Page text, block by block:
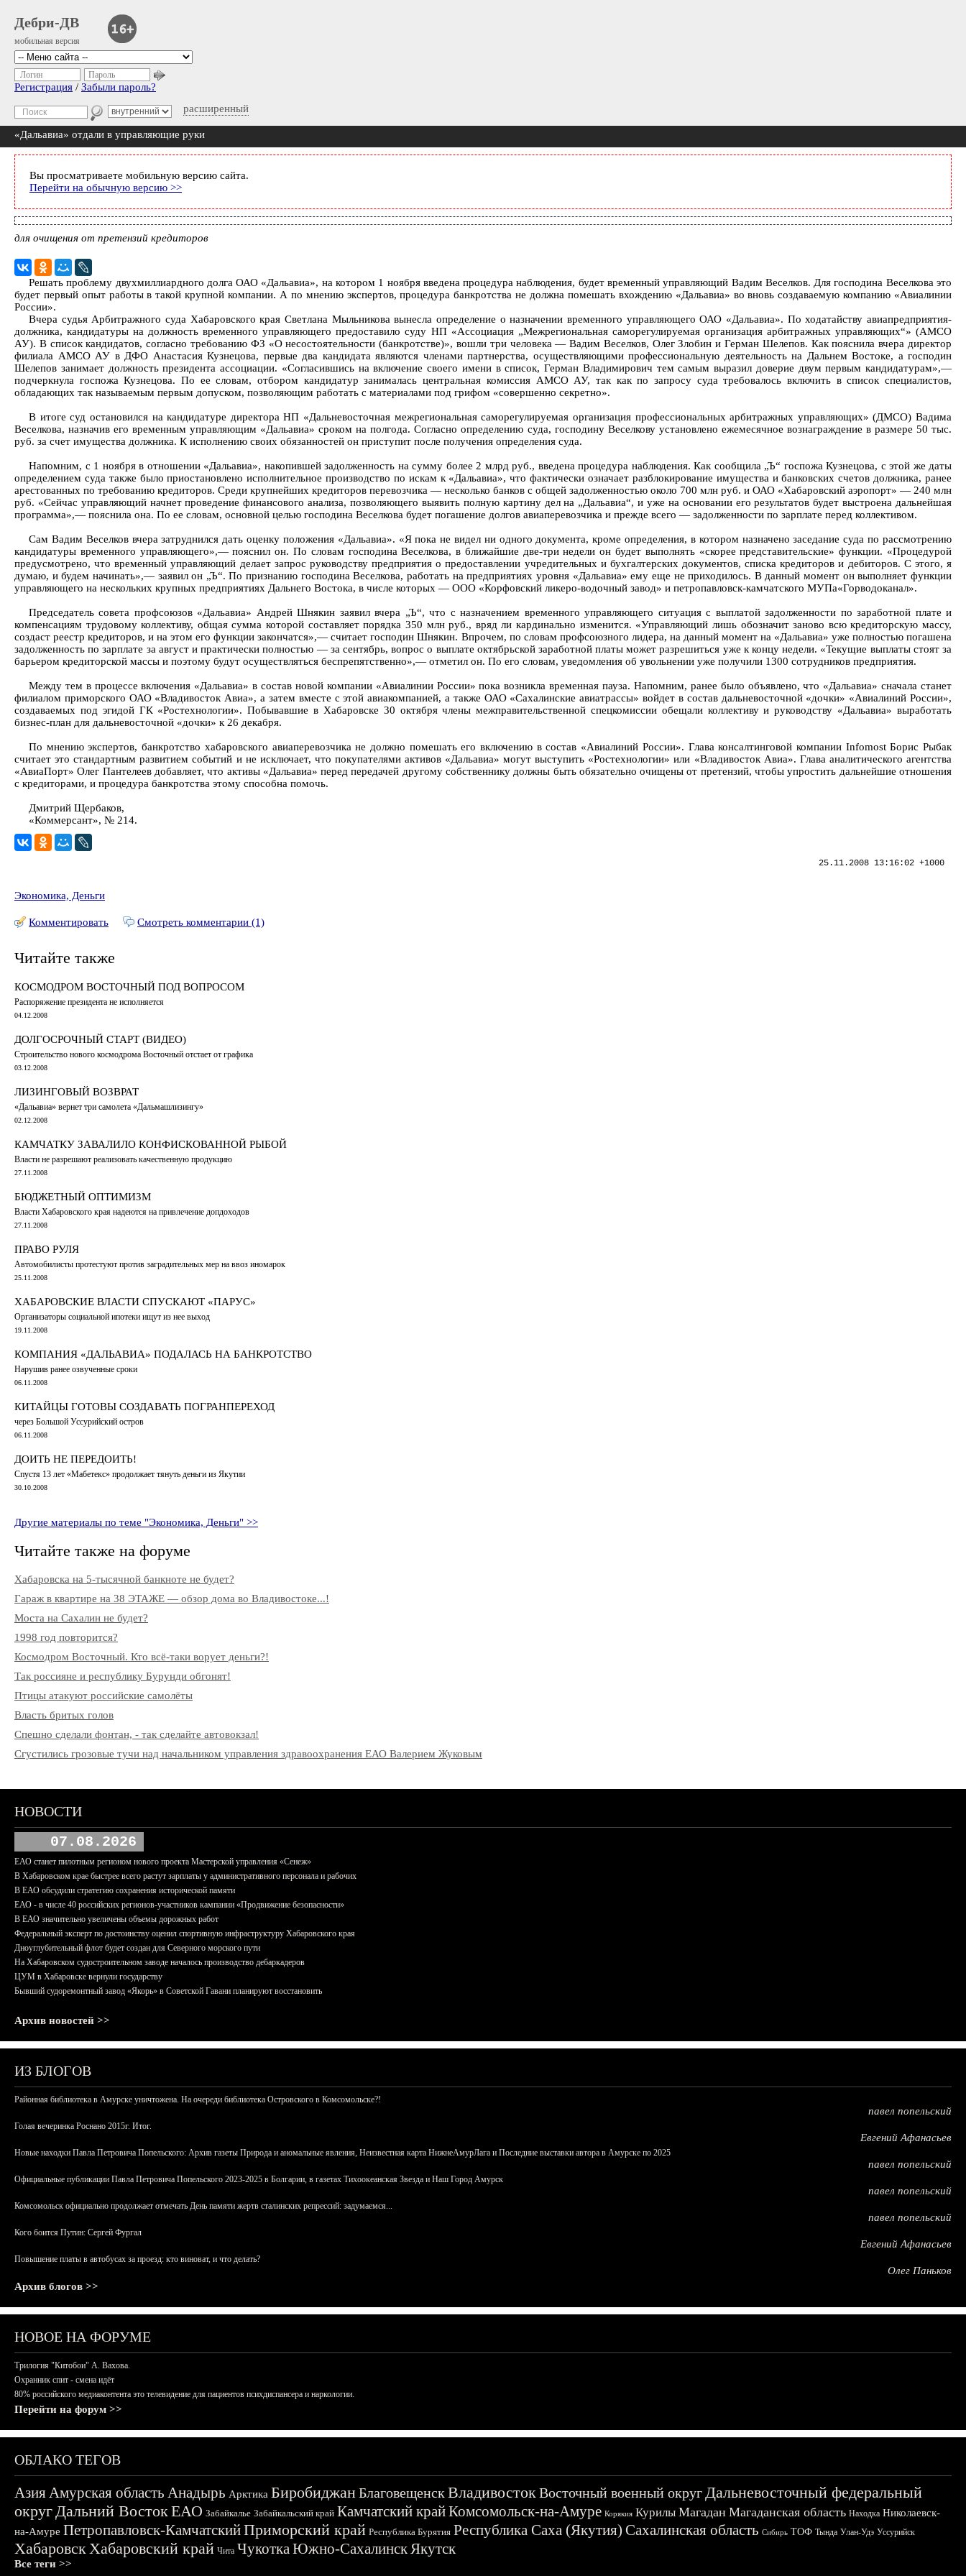
Дебри-ДВ
мобильная версия
расширенный
Логин Пароль
Регистрация / Забыли пароль?
«Дальавиа» отдали в управляющие руки
Вы просматриваете мобильную версию сайта.
Перейти на обычную версию >>
для очищения от претензий кредиторов
Решать проблему двухмиллиардного долга ОАО «Дальавиа», на котором 1 ноября введена процедура наблюдения, будет временный управляющий Вадим Веселков. Для господина Веселкова это
будет первый опыт работы в такой крупной компании. А по мнению экспертов, процедура банкротства не должна помешать вхождению «Дальавиа» во вновь создаваемую компанию «Авиалинии
России».
Вчера судья Арбитражного суда Хабаровского края Светлана Мыльникова вынесла определение о назначении временного управляющего ОАО «Дальавиа». По ходатайству авиапредприятия-
должника, кандидатуры на должность временного управляющего предоставило суду НП «Ассоциация „Межрегиональная саморегулируемая организация арбитражных управляющих“» (АМСО
АУ). В список кандидатов, согласно требованию ФЗ «О несостоятельности (банкротстве)», вошли три человека — Вадим Веселков, Олег Злобин и Герман Шелепов. Как пояснила вчера директор
филиала АМСО АУ в ДФО Анастасия Кузнецова, первые два кандидата являются членами партнерства, осуществляющими профессиональную деятельность на Дальнем Востоке, а господин
Шелепов занимает должность президента ассоциации. «Согласившись на включение своего имени в список, Герман Владимирович тем самым выразил доверие двум первым кандидатурам»,—
подчеркнула госпожа Кузнецова. По ее словам, отбором кандидатур занималась центральная комиссия АМСО АУ, так как по запросу суда требовалось включить в список специалистов,
обладающих так называемым первым допуском, позволяющим работать с материалами под грифом «совершенно секретно».
В итоге суд остановился на кандидатуре директора НП «Дальневосточная межрегиональная саморегулируемая организация профессиональных арбитражных управляющих» (ДМСО) Вадима
Веселкова, назначив его временным управляющим «Дальавиа» сроком на полгода. Согласно определению суда, господину Веселкову установлено ежемесячное вознаграждение в размере 50 тыс.
руб. за счет имущества должника. К исполнению своих обязанностей он приступит после получения определения суда.
Напомним, с 1 ноября в отношении «Дальавиа», накопившей задолженность на сумму более 2 млрд руб., введена процедура наблюдения. Как сообщила „Ъ“ госпожа Кузнецова, с этой же даты
определением суда также было приостановлено исполнительное производство по искам к «Дальавиа», что фактически означает разблокирование имущества и банковских счетов должника, ранее
арестованных по требованию кредиторов. Среди крупнейших кредиторов перевозчика — несколько банков с общей задолженностью около 700 млн руб. и ОАО «Хабаровский аэропорт» — 240 млн
руб. «Сейчас управляющий начнет проведение финансового анализа, позволяющего выявить полную картину дел на „Дальавиа“, и уже на основании его результатов будет выстроена дальнейшая
программа»,— пояснила она. По ее словам, основной целью господина Веселкова будет погашение долгов авиаперевозчика и прежде всего — задолженности по зарплате перед коллективом.
Сам Вадим Веселков вчера затруднился дать оценку положения «Дальавиа». «Я пока не видел ни одного документа, кроме определения, в котором назначено заседание суда по рассмотрению
кандидатуры временного управляющего»,— пояснил он. По словам господина Веселкова, в ближайшие две-три недели он будет выполнять «скорее представительские» функции. «Процедурой
предусмотрено, что временный управляющий делает запрос руководству предприятия о предоставлении учредительных и бухгалтерских документов, списка кредиторов и дебиторов. С этого, я
думаю, и будем начинать»,— заявил он „Ъ“. По признанию господина Веселкова, работать на предприятиях уровня «Дальавиа» ему еще не приходилось. В данный момент он выполняет функции
управляющего на нескольких крупных предприятиях Дальнего Востока, в числе которых — ООО «Корфовский ликеро-водочный завод» и петропавловск-камчатского МУПа«Горводоканал».
Председатель совета профсоюзов «Дальавиа» Андрей Шнякин заявил вчера „Ъ“, что с назначением временного управляющего ситуация с выплатой задолженности по заработной плате и
компенсациям трудовому коллективу, общая сумма которой составляет порядка 350 млн руб., вряд ли кардинально изменится. «Управляющий лишь обозначит заново всю кредиторскую массу,
создаст реестр кредиторов, и на этом его функции закончатся»,— считает господин Шнякин. Впрочем, по словам профсоюзного лидера, на данный момент на «Дальавиа» уже полностью погашена
задолженность по зарплате за август и практически полностью — за сентябрь, вопрос о выплате октябрьской заработной платы может разрешиться уже к концу недели. «Текущие выплаты стоят за
барьером кредиторской массы и поэтому будут осуществляться беспрепятственно»,— отметил он. По его словам, уведомления об увольнении уже получили 1300 сотрудников предприятия.
Между тем в процессе включения «Дальавиа» в состав новой компании «Авиалинии России» пока возникла временная пауза. Напомним, ранее было объявлено, что «Дальавиа» сначала станет
филиалом приморского ОАО «Владивосток Авиа», а затем вместе с этой авиакомпанией, а также ОАО «Сахалинские авиатрассы» войдет в состав дальневосточной «дочки» «Авиалиний России»,
создаваемых под эгидой ГК «Ростехнологии». Побывавшие в Хабаровске 30 октября члены межправительственной спецкомиссии обещали коллективу и руководству «Дальавиа» выработать
бизнес-план для дальневосточной «дочки» к 26 декабря.
По мнению экспертов, банкротство хабаровского авиаперевозчика не должно помешать его включению в состав «Авиалиний России». Глава консалтинговой компании Infomost Борис Рыбак
считает это стандартным развитием событий и не исключает, что покупателями активов «Дальавиа» могут выступить «Ростехнологии» или «Владивосток Авиа». Глава аналитического агентства
«АвиаПорт» Олег Пантелеев добавляет, что активы «Дальавиа» перед передачей другому собственнику должны быть обязательно очищены от претензий, чтобы упростить дальнейшие отношения
с кредиторами, и процедура банкротства этому способна помочь.
Дмитрий Щербаков,
«Коммерсант», № 214.
25.11.2008 13:16:02 +1000
Экономика, Деньги
Комментировать Смотреть комментарии (1)
Читайте также
КОСМОДРОМ ВОСТОЧНЫЙ ПОД ВОПРОСОМ
Распоряжение президента не исполняется
04.12.2008
ДОЛГОСРОЧНЫЙ СТАРТ (ВИДЕО)
Строительство нового космодрома Восточный отстает от графика
03.12.2008
ЛИЗИНГОВЫЙ ВОЗВРАТ
«Дальавиа» вернет три самолета «Дальмашлизингу»
02.12.2008
КАМЧАТКУ ЗАВАЛИЛО КОНФИСКОВАННОЙ РЫБОЙ
Власти не разрешают реализовать качественную продукцию
27.11.2008
БЮДЖЕТНЫЙ ОПТИМИЗМ
Власти Хабаровского края надеются на привлечение допдоходов
27.11.2008
ПРАВО РУЛЯ
Автомобилисты протестуют против заградительных мер на ввоз иномарок
25.11.2008
ХАБАРОВСКИЕ ВЛАСТИ СПУСКАЮТ «ПАРУС»
Организаторы социальной ипотеки ищут из нее выход
19.11.2008
КОМПАНИЯ «ДАЛЬАВИА» ПОДАЛАСЬ НА БАНКРОТСТВО
Нарушив ранее озвученные сроки
06.11.2008
КИТАЙЦЫ ГОТОВЫ СОЗДАВАТЬ ПОГРАНПЕРЕХОД
через Большой Уссурийский остров
06.11.2008
ДОИТЬ НЕ ПЕРЕДОИТЬ!
Спустя 13 лет «Мабетекс» продолжает тянуть деньги из Якутии
30.10.2008
Другие материалы по теме "Экономика, Деньги" >>
Читайте также на форуме
Хабаровска на 5-тысячной банкноте не будет?
Гараж в квартире на 38 ЭТАЖЕ — обзор дома во Владивостоке...!
Моста на Сахалин не будет?
1998 год повторится?
Космодром Восточный. Кто всё-таки ворует деньги?!
Так россияне и республику Бурунди обгонят!
Птицы атакуют российские самолёты
Власть бритых голов
Спешно сделали фонтан, - так сделайте автовокзал!
Сгустились грозовые тучи над начальником управления здравоохранения ЕАО Валерием Жуковым
НОВОСТИ
07.08.2026
ЕАО станет пилотным регионом нового проекта Мастерской управления «Сенеж»
В Хабаровском крае быстрее всего растут зарплаты у административного персонала и рабочих
В ЕАО обсудили стратегию сохранения исторической памяти
ЕАО - в числе 40 российских регионов-участников кампании «Продвижение безопасности»
В ЕАО значительно увеличены объемы дорожных работ
Федеральный эксперт по достоинству оценил спортивную инфраструктуру Хабаровского края
Дноуглубительный флот будет создан для Северного морского пути
На Хабаровском судостроительном заводе началось производство дебаркадеров
ЦУМ в Хабаровске вернули государству
Бывший судоремонтный завод «Якорь» в Советской Гавани планируют восстановить
Архив новостей >>
ИЗ БЛОГОВ
Районная библиотека в Амурске уничтожена. На очереди библиотека Островского в Комсомольске?!
павел попельский
Голая вечеринка Роснано 2015г. Итог.
Евгений Афанасьев
Новые находки Павла Петровича Попельского: Архив газеты Природа и аномальные явления, Неизвестная карта НижнеАмурЛага и Последние выставки автора в Амурске по 2025
павел попельский
Официальные публикации Павла Петровича Попельского 2023-2025 в Болгарии, в газетах Тихоокеанская Звезда и Наш Город Амурск
павел попельский
Комсомольск официально продолжает отмечать День памяти жертв сталинских репрессий: задумаемся...
павел попельский
Кого боится Путин: Сергей Фургал
Евгений Афанасьев
Повышение платы в автобусах за проезд: кто виноват, и что делать?
Олег Паньков
Архив блогов >>
НОВОЕ НА ФОРУМЕ
Трилогия "Китобои" А. Вахова.
Охранник спит - смена идёт
80% российского медиаконтента это телевидение для пациентов психдиспансера и наркологии.
Перейти на форум >>
ОБЛАКО ТЕГОВ
АзияАмурская область Анадырь Арктика БиробиджанБлаговещенскВладивостокВосточный военный округДальневосточный федеральный
округДальний ВостокЕАО Забайкалье Забайкальский край Камчатский крайКомсомольск-на-Амуре Корякия Курилы Магадан Магаданская область Находка Николаевск-
на-Амуре Петропавловск-КамчатскийПриморский край Республика Бурятия Республика Саха (Якутия) Сахалинская область Сибирь ТОФ Тында Улан-Удэ Уссурийск
ХабаровскХабаровский край Чита ЧукоткаЮжно-СахалинскЯкутск
Все теги >>